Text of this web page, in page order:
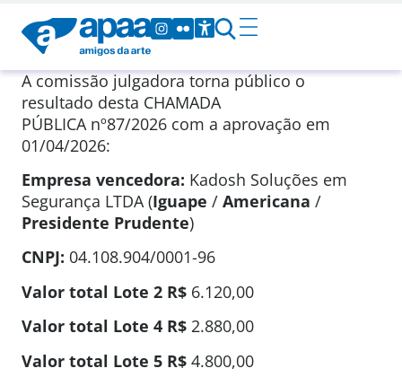
A comissão julgadora torna público o
resultado desta CHAMADA
PÚBLICA nº87/2026 com a aprovação em
01/04/2026:
Empresa vencedora: Kadosh Soluções em
Segurança LTDA (Iguape / Americana /
Presidente Prudente)
CNPJ: 04.108.904/0001-96
Valor total Lote 2 R$ 6.120,00
Valor total Lote 4 R$ 2.880,00
Valor total Lote 5 R$ 4.800,00